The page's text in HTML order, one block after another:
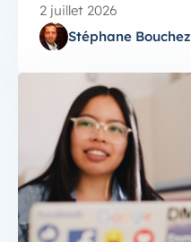
2 juillet 2026
Stéphane Bouchez